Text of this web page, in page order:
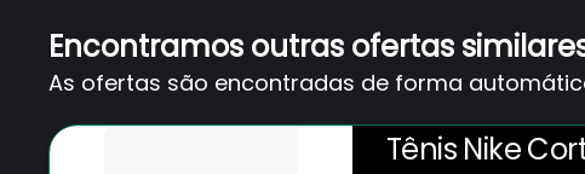
Encontramos outras ofertas
As ofertas são encontradas de forma
Tênis Nike